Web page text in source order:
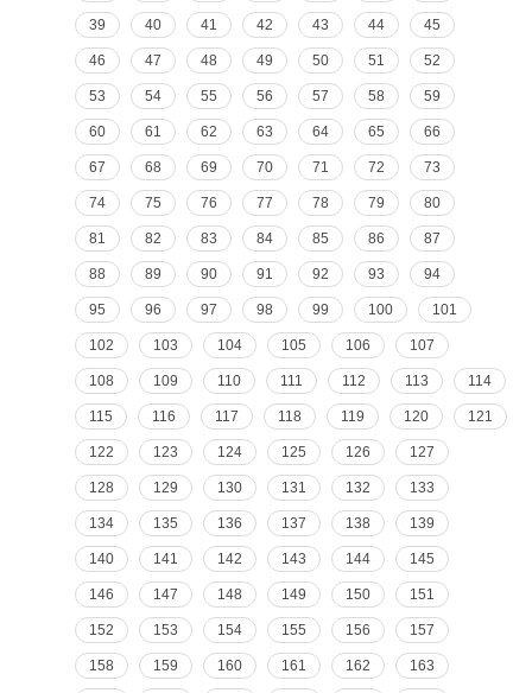
39 40 41 42 43 44 45
46 47 48 49 50 51 52
53 54 55 56 57 58 59
60 61 62 63 64 65 66
67 68 69 70 71 72 73
74 75 76 77 78 79 80
81 82 83 84 85 86 87
88 89 90 91 92 93 94
95 96 97 98 99 100 101
102 103 104 105 106 107
108 109 110 111 112 113 114
115 116 117 118 119 120 121
122 123 124 125 126 127
128 129 130 131 132 133
134 135 136 137 138 139
140 141 142 143 144 145
146 147 148 149 150 151
152 153 154 155 156 157
158 159 160 161 162 163